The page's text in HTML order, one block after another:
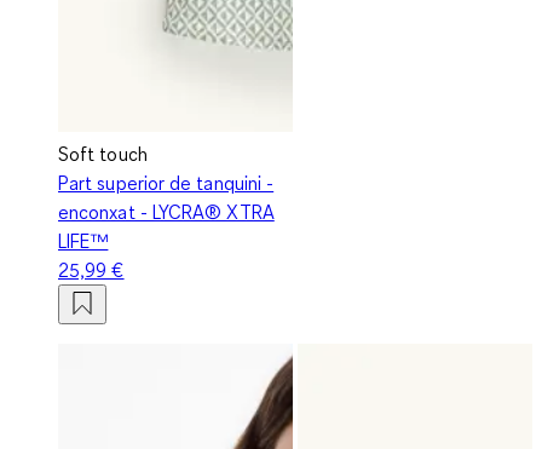
Soft touch
Part superior de tanquini -
enconxat - LYCRA® XTRA
LIFE™
25,99 €